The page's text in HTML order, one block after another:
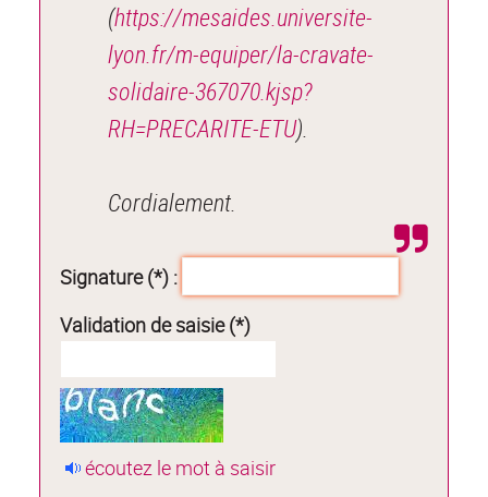
(https://mesaides.universite-
lyon.fr/m-equiper/la-cravate-
solidaire-367070.kjsp?
RH=PRECARITE-ETU).
Cordialement.
Signature (*) :
Validation de saisie (*)
écoutez le mot à saisir